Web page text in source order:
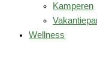
Kamperen
Wellness